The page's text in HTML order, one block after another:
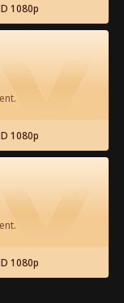
Minuit
les épisodes
1080p
1080p
1080p